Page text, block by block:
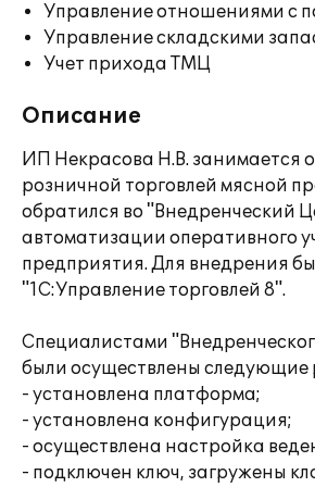
Управление отношениями с
Управление складскими
Учет прихода ТМЦ
Описание
ИП Некрасова Н.В. занимается
розничной торговлей мясной
обратился во "Внедренческий
автоматизации оперативного
предприятия. Для внедрения
"1С:Управление торговлей 8".
Специалистами
были осуществлены следующие
- установлена платформа;
- установлена конфигурация;
- осуществлена настройка
- подключен ключ, загружены